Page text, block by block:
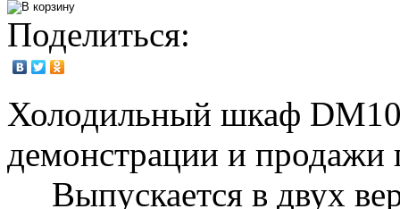
Поделиться:
Холодильный шкаф
демонстрации и продажи
Выпускается в двух